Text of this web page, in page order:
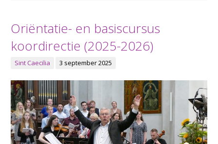
Oriëntatie- en basiscursus
koordirectie (2025-2026)
Sint Caecilia 3 september 2025